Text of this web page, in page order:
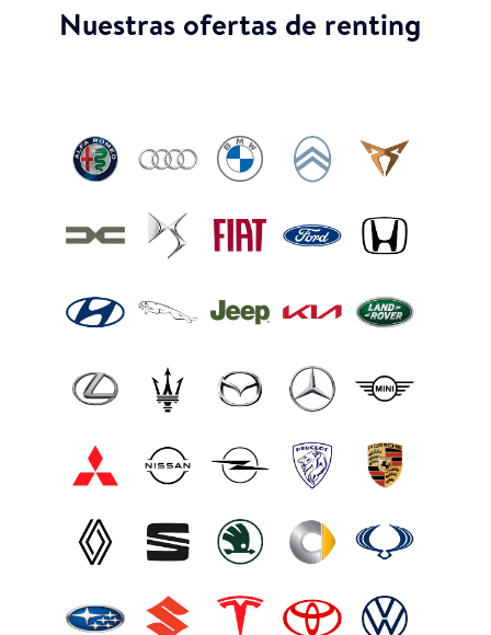
Nuestras ofertas de renting